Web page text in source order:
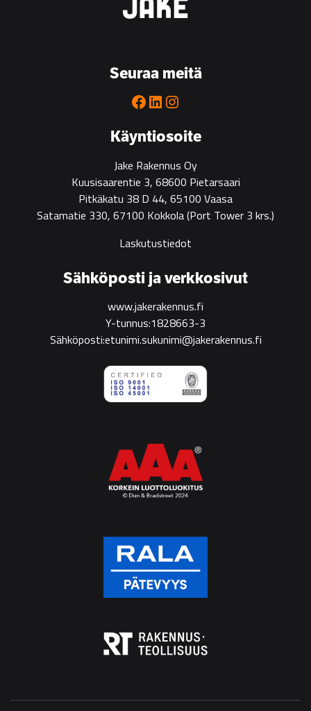
Käyntiosoite
Jake Rakennus Oy
Kuusisaarentie 3, 68600 Pietarsaari
Pitkäkatu 38 D 44, 65100 Vaasa
Satamatie 330, 67100 Kokkola(Port Tower 3 krs.)
Laskutustiedot
Seuraa meitä
Facebook
LinkedIn
Instagram
Sähköposti ja verkkosivut
www.jakerakennus.fi
Y-tunnus:1828663-3
Sähköposti:etunimi.sukunimi@jakerakennus.fi